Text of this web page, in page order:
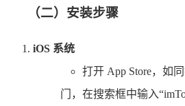
（二）安装步骤
iOS 系统
打开 App Store，如
门，在搜索框中输入